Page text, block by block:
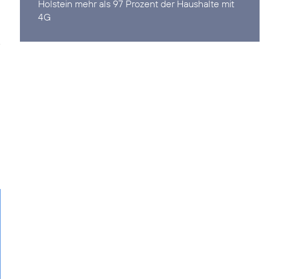
Holstein mehr als 97 Prozent der Haushalte mit
4G